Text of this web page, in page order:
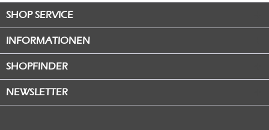
SHOP SERVICE
INFORMATIONEN
SHOPFINDER
NEWSLETTER